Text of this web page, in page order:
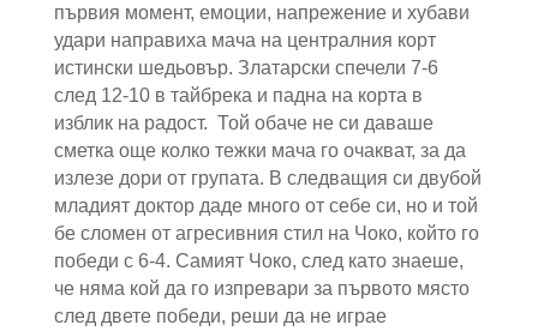
първия момент, емоции, напрежение и хубави
удари направиха мача на централния корт
истински шедьовър. Златарски спечели 7-6
след 12-10 в тайбрека и падна на корта в
изблик на радост. Той обаче не си даваше
сметка още колко тежки мача го очакват, за да
излезе дори от групата. В следващия си двубой
младият доктор даде много от себе си, но и той
бе сломен от агресивния стил на Чоко, който го
победи с 6-4. Самият Чоко, след като знаеше,
че няма кой да го изпревари за първото място
след двете победи, реши да не играе